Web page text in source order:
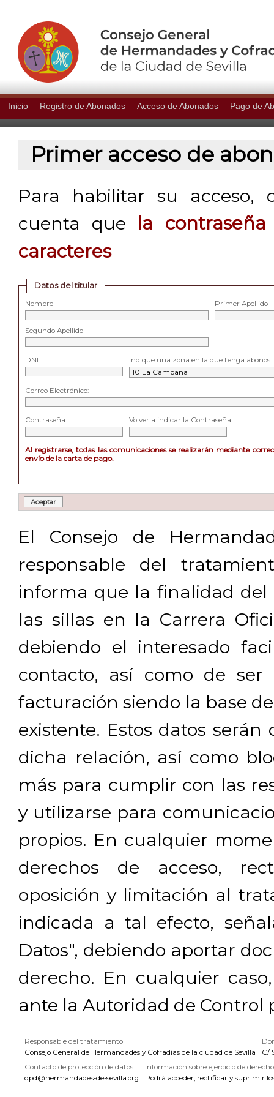
Inicio Registro de Abonados Acceso de Abonados Pago de
Primer acceso de
Para habilitar su acceso,
cuenta que
la
caracteres
Datos del titular
Nombre Primer Apellido
Segundo Apellido
DNI Indique una zona en la que tenga abonos
Correo Electrónico:
Contraseña Volver a indicar la Contraseña
Al registrarse, todas las comunicaciones se realizarán mediante
envío de la carta de pago.
El Consejo de
responsable del
informa que la finalidad del
las sillas en la Carrera
debiendo el interesado
contacto, así como de ser
facturación siendo la base
existente. Estos datos
dicha relación, así como
más para cumplir con las
y utilizarse para
propios. En cualquier
derechos de acceso,
oposición y limitación al
indicada a tal efecto,
Datos", debiendo aportar
derecho. En cualquier
ante la Autoridad de Control
Responsable del tratamiento
Consejo General de Hermandades y Cofradías de la ciudad de Sevilla
C/
Contacto de protección de datos
dpd@hermandades-de-sevilla.org
Información sobre ejercicio de
Podrá acceder, rectificar y suprimir